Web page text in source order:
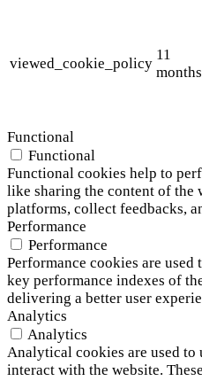
viewed_cookie_policy
11
months
Functional
Functional
Functional cookies help to
like sharing the content of the
platforms, collect feedbacks,
Performance
Performance
Performance cookies are used
key performance indexes of
delivering a better user
Analytics
Analytics
Analytical cookies are used to
interact with the website.